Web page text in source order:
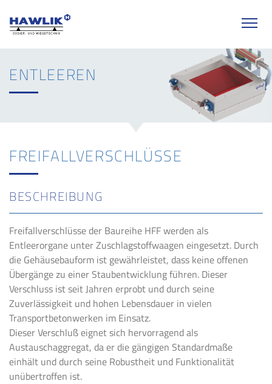
Hawlik Wiegetechnik | Entleeren
ENTLEEREN
FREI­FALL­VER­SCHLÜS­SE
BE­SCHREI­BUNG
Freifallverschlüsse der Baureihe HFF werden als
Entleerorgane unter Zuschlagstoffwaagen eingesetzt. Durch
die Gehäusebauform ist gewährleistet, dass keine offenen
Übergänge zu einer Staubentwicklung führen. Dieser
Verschluss ist seit Jahren erprobt und durch seine
Zuverlässigkeit und hohen Lebensdauer in vielen
Transportbetonwerken im Einsatz.
Dieser Verschluß eignet sich hervorragend als
Austauschaggregat, da er die gängigen Standardmaße
einhält und durch seine Robustheit und Funktionalität
unübertroffen ist.